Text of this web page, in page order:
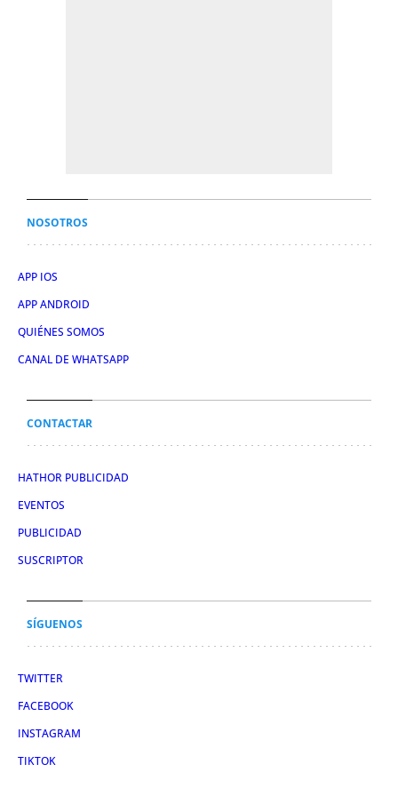
NOSOTROS
APP IOS
APP ANDROID
QUIÉNES SOMOS
CANAL DE WHATSAPP
CONTACTAR
HATHOR PUBLICIDAD
EVENTOS
PUBLICIDAD
SUSCRIPTOR
SÍGUENOS
TWITTER
FACEBOOK
INSTAGRAM
TIKTOK